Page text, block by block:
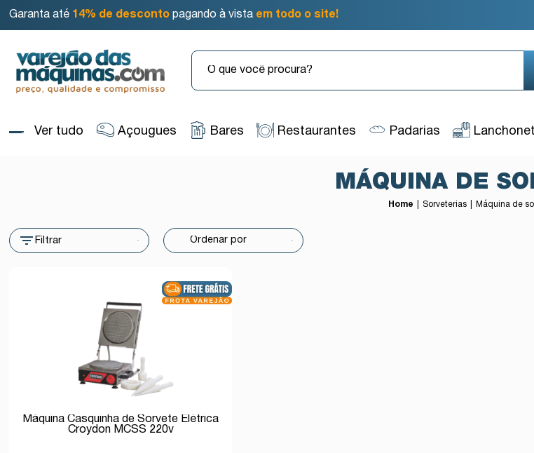
Garanta até 14% de desconto pagando à vista em todo o site!
Ver tudo Açougues Bares Restaurantes Padarias
MÁQUINA DE
Home Sorveterias Máquina de
Filtrar
Máquina Casquinha de Sorvete Elétrica
Croydon MCSS 220v